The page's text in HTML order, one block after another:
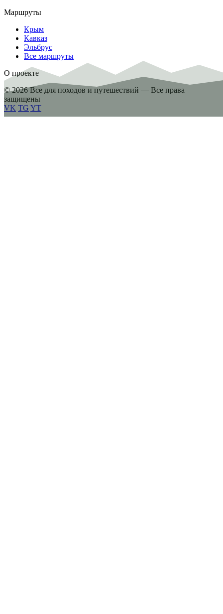
Маршруты
Крым
Кавказ
Эльбрус
Все маршруты
О проекте
© 2026 Все для походов и путешествий — Все права
защищены
VK TG YT